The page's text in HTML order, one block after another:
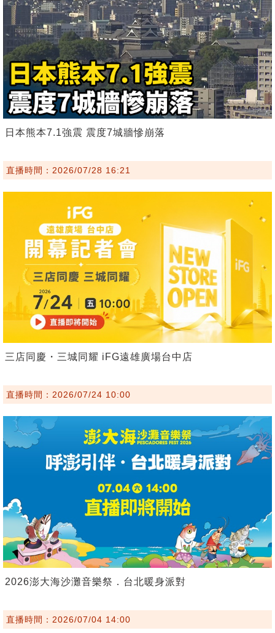
日本熊本7.1強震 震度7城牆慘崩落
直播時間：2026/07/28 16:21
三店同慶・三城同耀 iFG遠雄廣場台中店
直播時間：2026/07/24 10:00
2026澎大海沙灘音樂祭．台北暖身派對
直播時間：2026/07/04 14:00